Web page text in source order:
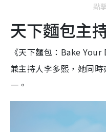
點
天下麵包主
《天下麵包：Bake
兼主持人李多熙，她同
一。